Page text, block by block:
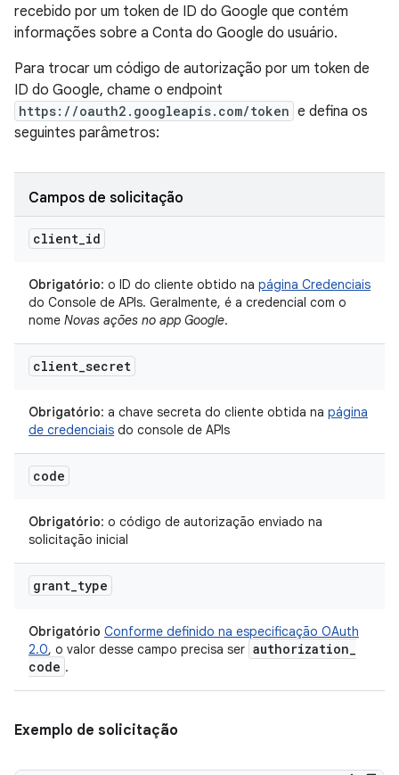
recebido por um token de ID do Google que contém
informações sobre a Conta do Google do usuário.
Para trocar um código de autorização por um token de
ID do Google, chame o endpoint
https://oauth2.googleapis.com/token e defina os
seguintes parâmetros:
Campos de solicitação
client_id
Obrigatório: o ID do cliente obtido na página Credenciais
do Console de APIs. Geralmente, é a credencial com o
nome Novas ações no app Google.
client_secret
Obrigatório: a chave secreta do cliente obtida na página
de credenciais do console de APIs
code
Obrigatório: o código de autorização enviado na
solicitação inicial
grant_type
Obrigatório Conforme definido na especificação OAuth
2.0, o valor desse campo precisa ser authorization_
code .
Exemplo de solicitação